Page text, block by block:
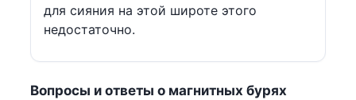
для сияния на этой широте этого
недостаточно.
Вопросы и ответы о магнитных бурях